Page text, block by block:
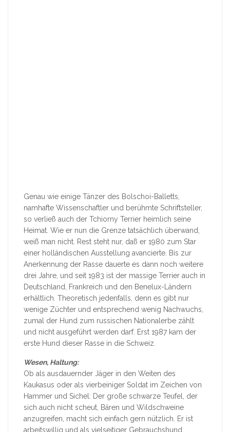
Genau wie einige Tänzer des Bolschoi-Balletts,
namhafte Wissenschaftler und berühmte Schriftsteller,
so verließ auch der Tchiorny Terrier heimlich seine
Heimat. Wie er nun die Grenze tatsächlich überwand,
weiß man nicht. Rest steht nur, daß er 1980 zum Star
einer holländischen Ausstellung avancierte. Bis zur
Anerkennung der Rasse dauerte es dann noch weitere
drei Jahre, und seit 1983 ist der massige Terrier auch in
Deutschland, Frankreich und den Benelux-Ländern
erhältlich. Theoretisch jedenfalls, denn es gibt nur
wenige Züchter und entsprechend wenig Nachwuchs,
zumal der Hund zum russischen Nationalerbe zählt
und nicht ausgeführt werden darf. Erst 1987 kam der
erste Hund dieser Rasse in die Schweiz.
Wesen, Haltung:
Ob als ausdauernder Jäger in den Weiten des
Kaukasus oder als vierbeiniger Soldat im Zeichen von
Hammer und Sichel: Der große schwarze Teufel, der
sich auch nicht scheut, Bären und Wildschweine
anzugreifen, macht sich einfach gern nützlich. Er ist
arbeitswillig und als vielseitiger Gebrauchshund